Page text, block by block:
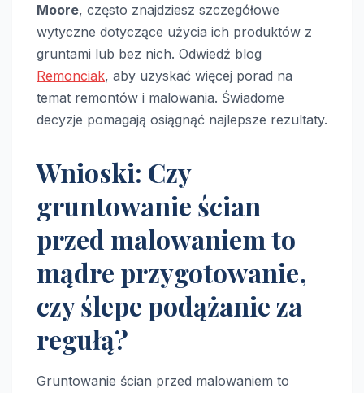
Moore, często znajdziesz szczegółowe
wytyczne dotyczące użycia ich produktów z
gruntami lub bez nich. Odwiedź blog
Remonciak, aby uzyskać więcej porad na
temat remontów i malowania. Świadome
decyzje pomagają osiągnąć najlepsze rezultaty.
Wnioski: Czy
gruntowanie ścian
przed malowaniem to
mądre przygotowanie,
czy ślepe podążanie za
regułą?
Gruntowanie ścian przed malowaniem to